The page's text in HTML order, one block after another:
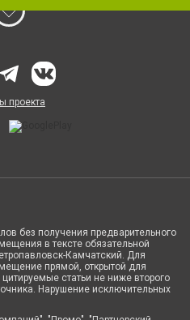
проекта
без получения предварительного
в тексте обязательной
Камчатский. Для
прямой, открытой для
статьи не ниже второго
Нарушение исключительных